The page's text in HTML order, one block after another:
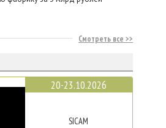
Смотреть все
20-23.10.2026
SICAM